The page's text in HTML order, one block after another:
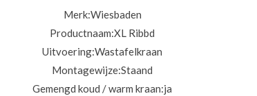
Merk:Wiesbaden
Productnaam:XL Ribbd
Uitvoering:Wastafelkraan
Montagewijze:Staand
Gemengd koud / warm kraan:ja